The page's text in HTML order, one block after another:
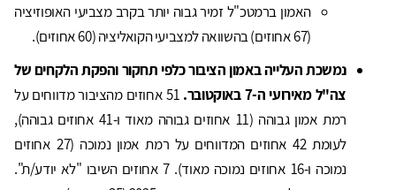
האמון ברמטכ"ל זמיר גבוה יותר בקרב מצביעי האופוזיציה
(67 אחוזים) בהשוואה למצביעי הקואליציה (60 אחוזים).
נמשכת העלייה באמון הציבור כלפי תחקור והפקת הלקחים של
צה"ל מאירועי ה-7 באוקטובר.
51 אחוזים מהציבור מדווחים על
רמת אמון גבוהה (11 אחוזים גבוהה מאוד ו-41 אחוזים גבוהה),
לעומת 42 אחוזים המדווחים על רמת אמון נמוכה (27 אחוזים
נמוכה ו-16 אחוזים נמוכה מאוד). 7 אחוזים השיבו "לא יודע/ת".